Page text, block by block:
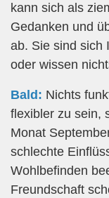
kann sich als
Gedanken und
ab. Sie sind sich
oder wissen
Bald: Nichts
flexibler zu sein,
Monat
schlechte
Wohlbefinden
Freundschaft